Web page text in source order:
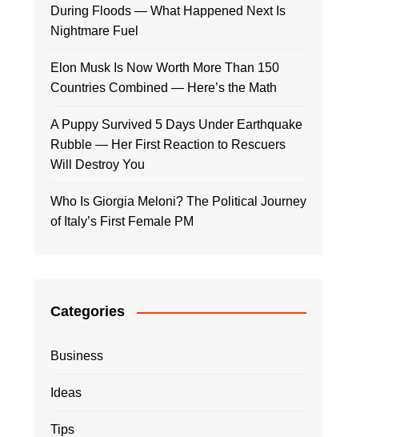
During Floods — What Happened Next Is
Nightmare Fuel
Elon Musk Is Now Worth More Than 150
Countries Combined — Here’s the Math
A Puppy Survived 5 Days Under Earthquake
Rubble — Her First Reaction to Rescuers
Will Destroy You
Who Is Giorgia Meloni? The Political Journey
of Italy’s First Female PM
Categories
Business
Ideas
Tips